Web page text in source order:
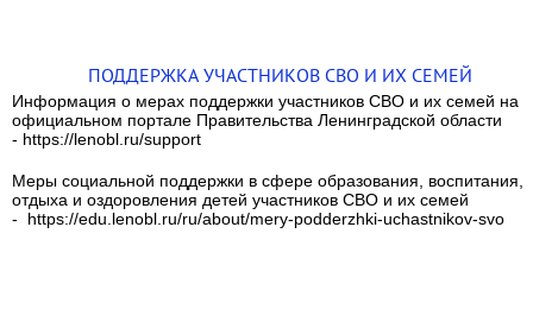
ПОДДЕРЖКА УЧАСТНИКОВ СВО И ИХ СЕМЕЙ
Информация о мерах поддержки участников СВО и их семей на
официальном портале Правительства Ленинградской области
- https://lenobl.ru/support
Меры социальной поддержки в сфере образования, воспитания,
отдыха и оздоровления детей участников СВО и их семей
- https://edu.lenobl.ru/ru/about/mery-podderzhki-uchastnikov-svo